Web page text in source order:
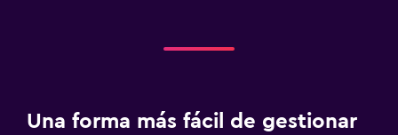
Una forma más fácil de gestionar